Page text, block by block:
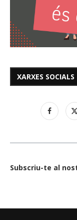
XARXES SOCIALS
Subscriu-te al